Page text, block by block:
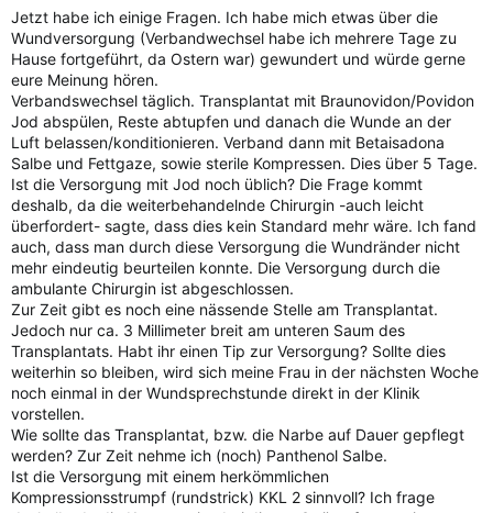
Jetzt habe ich einige Fragen. Ich habe mich etwas über die
Wundversorgung (Verbandwechsel habe ich mehrere Tage zu
Hause fortgeführt, da Ostern war) gewundert und würde gerne
eure Meinung hören.
Verbandswechsel täglich. Transplantat mit Braunovidon/Povidon
Jod abspülen, Reste abtupfen und danach die Wunde an der
Luft belassen/konditionieren. Verband dann mit Betaisadona
Salbe und Fettgaze, sowie sterile Kompressen. Dies über 5 Tage.
Ist die Versorgung mit Jod noch üblich? Die Frage kommt
deshalb, da die weiterbehandelnde Chirurgin -auch leicht
überfordert- sagte, dass dies kein Standard mehr wäre. Ich fand
auch, dass man durch diese Versorgung die Wundränder nicht
mehr eindeutig beurteilen konnte. Die Versorgung durch die
ambulante Chirurgin ist abgeschlossen.
Zur Zeit gibt es noch eine nässende Stelle am Transplantat.
Jedoch nur ca. 3 Millimeter breit am unteren Saum des
Transplantats. Habt ihr einen Tip zur Versorgung? Sollte dies
weiterhin so bleiben, wird sich meine Frau in der nächsten Woche
noch einmal in der Wundsprechstunde direkt in der Klinik
vorstellen.
Wie sollte das Transplantat, bzw. die Narbe auf Dauer gepflegt
werden? Zur Zeit nehme ich (noch) Panthenol Salbe.
Ist die Versorgung mit einem herkömmlichen
Kompressionsstrumpf (rundstrick) KKL 2 sinnvoll? Ich frage